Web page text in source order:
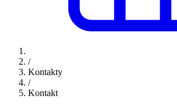
/
Kontakty
/
Kontakt